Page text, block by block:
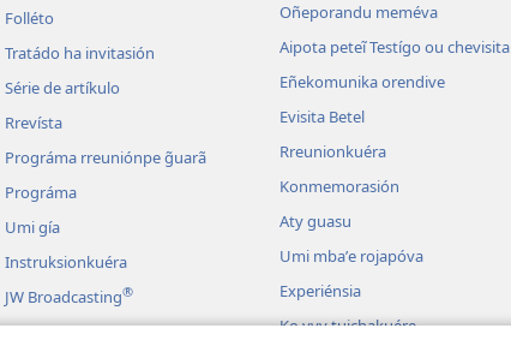
Folléto
Tratádo ha invitasión
Série de artíkulo
Rrevísta
Prográma rreuniónpe g̃uarã
Prográma
Umi gía
Instruksionkuéra
JW Broadcasting®
Vidéo
Oñeporandu meméva
Aipota peteĩ Testígo ou chevisita
Eñekomunika orendive
Evisita Betel
Rreunionkuéra
Konmemorasión
Aty guasu
Umi mbaʼe rojapóva
Experiénsia
Ko yvy tuichakuére